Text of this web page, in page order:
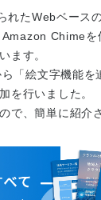
れたWebベース
Chimeを
ます。
「絵文字機能を
を行いました。
で、簡単に紹介